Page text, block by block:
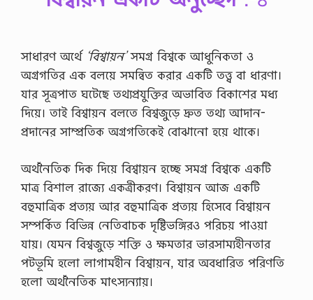
g
সাধারণ অর্থে ‘বিশ্বায়ন’সমগ্র বিশ্বকে আধুনিকতা ও
অগ্রগতির এক বলয়ে সমন্বিত করার একটি তত্ত্ব বা ধারণা।
যার সূত্রপাত ঘটেছে তথ্যপ্রযুক্তির অভাবিত বিকাশের মধ্য
দিয়ে। তাই বিশ্বায়ন বলতে বিশ্বজুড়ে দ্রুত তথ্য আদান-
প্রদানের সাম্প্রতিক অগ্রগতিকেই বোঝানো হয়ে থাকে।
অর্থনৈতিক দিক দিয়ে বিশ্বায়ন হচ্ছে সমগ্র বিশ্বকে একটি
মাত্র বিশাল রাজ্যে একত্রীকরণ। বিশ্বায়ন আজ একটি
বহুমাত্রিক প্রত্যয় আর বহুমাত্রিক প্রত্যয় হিসেবে বিশ্বায়ন
সম্পর্কিত বিভিন্ন নেতিবাচক দৃষ্টিভঙ্গিরও পরিচয় পাওয়া
যায়। যেমন বিশ্বজুড়ে শক্তি ও ক্ষমতার ভারসাম্যহীনতার
পটভূমি হলো লাগামহীন বিশ্বায়ন, যার অবধারিত পরিণতি
হলো অর্থনৈতিক মাৎস্যন্যায়।